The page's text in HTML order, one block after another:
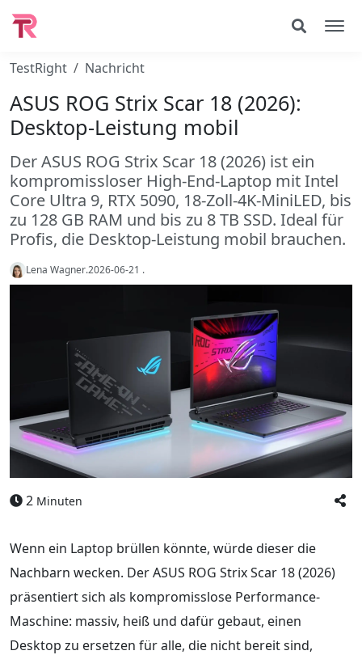
TestRight Nachricht
ASUS ROG Strix Scar 18 (2026):
Desktop-Leistung mobil
Der ASUS ROG Strix Scar 18 (2026) ist ein
kompromissloser High-End-Laptop mit Intel
Core Ultra 9, RTX 5090, 18-Zoll-4K-MiniLED, bis
zu 128 GB RAM und bis zu 8 TB SSD. Ideal für
Profis, die Desktop-Leistung mobil brauchen.
Lena Wagner.2026-06-21 .
2 Minuten
Wenn ein Laptop brüllen könnte, würde dieser die
Nachbarn wecken. Der ASUS ROG Strix Scar 18 (2026)
präsentiert sich als kompromisslose Performance-
Maschine: massiv, heiß und dafür gebaut, einen
Desktop zu ersetzen für alle, die nicht bereit sind,